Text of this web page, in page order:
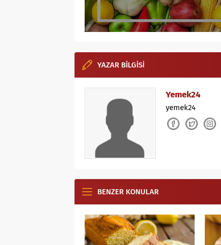
YAZAR BİLGİSİ
Yemek24
yemek24
BENZER KONULAR